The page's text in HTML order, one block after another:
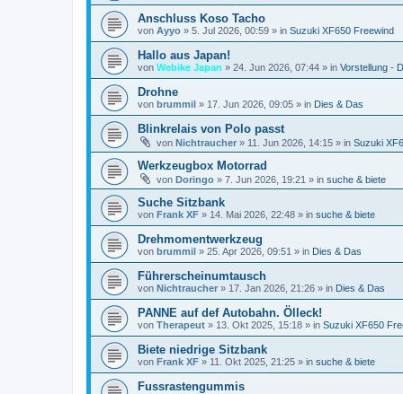
Anschluss Koso Tacho
von Ayyo » 5. Jul 2026, 00:59 » in Suzuki XF650 Freewind
Hallo aus Japan!
von Webike Japan » 24. Jun 2026, 07:44 » in Vorstellung -
Drohne
von brummil » 17. Jun 2026, 09:05 » in Dies & Das
Blinkrelais von Polo passt
von Nichtraucher » 11. Jun 2026, 14:15 » in Suzuki
Werkzeugbox Motorrad
von Doringo » 7. Jun 2026, 19:21 » in suche & biete
Suche Sitzbank
von Frank XF » 14. Mai 2026, 22:48 » in suche & biete
Drehmomentwerkzeug
von brummil » 25. Apr 2026, 09:51 » in Dies & Das
Führerscheinumtausch
von Nichtraucher » 17. Jan 2026, 21:26 » in Dies & Das
PANNE auf def Autobahn. Ölleck!
von Therapeut » 13. Okt 2025, 15:18 » in Suzuki XF650
Biete niedrige Sitzbank
von Frank XF » 11. Okt 2025, 21:25 » in suche & biete
Fussrastengummis